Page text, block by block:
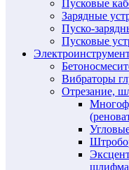
Пусковые
Зарядные
Пуско-
Пусковые
Вибраторы
Отрезание,